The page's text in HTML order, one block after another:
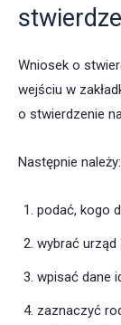
Wniosek o
wejściu w
o stwierdzenie
Następnie należy:
podać, kogo
wybrać urząd
wpisać dane
zaznaczyć